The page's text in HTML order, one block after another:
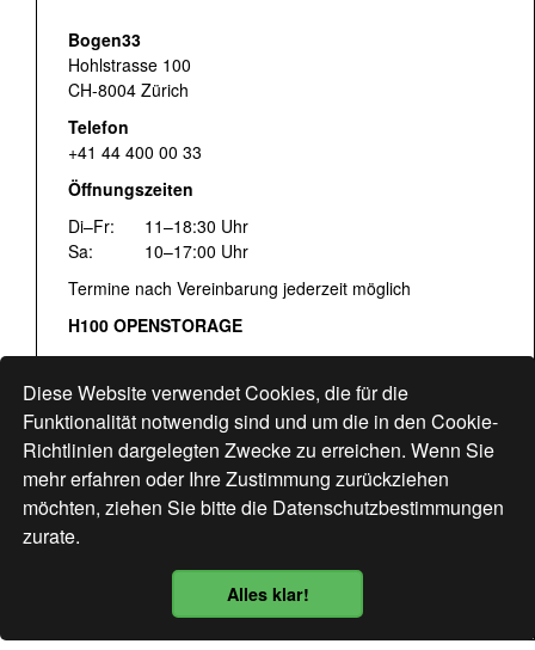
Datenschutzbestimmung
Diese Website verwendet Cookies, die für die
Funktionalität notwendig sind und um die in den Cookie-
Richtlinien dargelegten Zwecke zu erreichen. Wenn Sie
mehr erfahren oder Ihre Zustimmung zurückziehen
möchten, ziehen Sie bitte die Datenschutzbestimmungen
zurate.
Alles klar!
Bogen33
Hohlstrasse 100
CH-8004 Zürich
Telefon
+41 44 400 00 33
Öffnungszeiten
Di–Fr:
11–18:30 Uhr
Sa:
10–17:00 Uhr
Termine nach Vereinbarung jederzeit möglich
H100 OPENSTORAGE
Fr:
16:00–18:30 Uhr
Sa: 12:00–17:00 Uhr
Hohlstrasse 122
www.bogen33.ch